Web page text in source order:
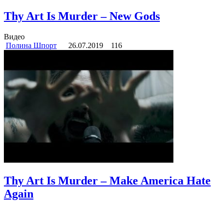
Thy Art Is Murder – New Gods
Видео
Полина Шпорт
26.07.2019 116
Thy Art Is Murder – Make America Hate
Again